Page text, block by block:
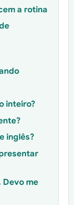
a rotina
inteiro?
inglês?
Devo me